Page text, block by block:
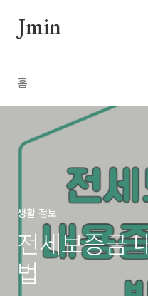
Jmin
홈
생활 정보
전세보증금
법